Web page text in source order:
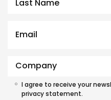
I agree to receive your
privacy statement.